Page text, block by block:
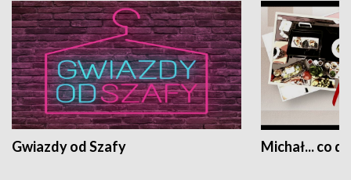
Gwiazdy od Szafy Michał... co